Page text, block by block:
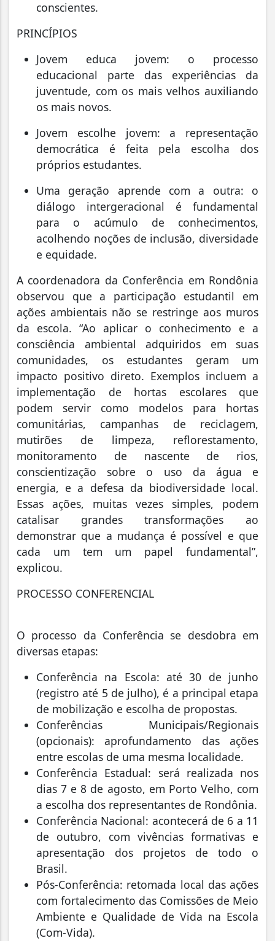
conscientes.
PRINCÍPIOS
Jovem educa jovem: o processo
educacional parte das experiências da
juventude, com os mais velhos auxiliando
os mais novos.
Jovem escolhe jovem: a representação
democrática é feita pela escolha dos
próprios estudantes.
Uma geração aprende com a outra: o
diálogo intergeracional é fundamental
para o acúmulo de conhecimentos,
acolhendo noções de inclusão, diversidade
e equidade.
A coordenadora da Conferência em Rondônia
observou que a participação estudantil em
ações ambientais não se restringe aos muros
da escola. “Ao aplicar o conhecimento e a
consciência ambiental adquiridos em suas
comunidades, os estudantes geram um
impacto positivo direto. Exemplos incluem a
implementação de hortas escolares que
podem servir como modelos para hortas
comunitárias, campanhas de reciclagem,
mutirões de limpeza, reflorestamento,
monitoramento de nascente de rios,
conscientização sobre o uso da água e
energia, e a defesa da biodiversidade local.
Essas ações, muitas vezes simples, podem
catalisar grandes transformações ao
demonstrar que a mudança é possível e que
cada um tem um papel fundamental”,
explicou.
PROCESSO CONFERENCIAL
O processo da Conferência se desdobra em
diversas etapas:
Conferência na Escola: até 30 de junho
(registro até 5 de julho), é a principal etapa
de mobilização e escolha de propostas.
Conferências Municipais/Regionais
(opcionais): aprofundamento das ações
entre escolas de uma mesma localidade.
Conferência Estadual: será realizada nos
dias 7 e 8 de agosto, em Porto Velho, com
a escolha dos representantes de Rondônia.
Conferência Nacional: acontecerá de 6 a 11
de outubro, com vivências formativas e
apresentação dos projetos de todo o
Brasil.
Pós-Conferência: retomada local das ações
com fortalecimento das Comissões de Meio
Ambiente e Qualidade de Vida na Escola
(Com-Vida).